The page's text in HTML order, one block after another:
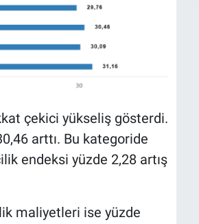
çekici yükseliş gösterdi.
arttı. Bu kategoride
endeksi yüzde 2,28 artış
maliyetleri ise yüzde